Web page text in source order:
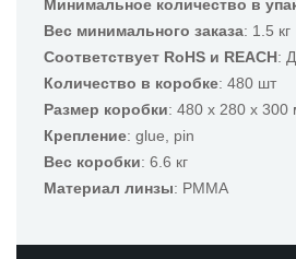
Минимальное количество в
Вес минимального заказа: 1.5 кг
Соответствует RoHS и REACH:
Количество в коробке: 480 шт
Размер коробки: 480 x 280 x 300
Крепление: glue, pin
Вес коробки: 6.6 кг
Материал линзы: PMMA